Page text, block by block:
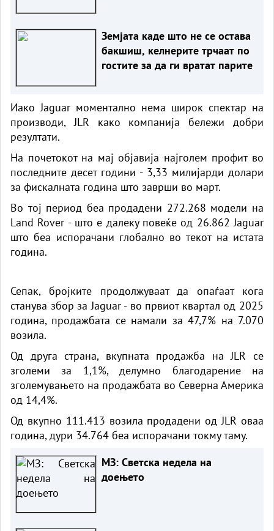
Земјата каде што не се остава
бакшиш, келнерите трчаат по
гостите за да ги вратат парите
Иако Jaguar моментално нема широк спектар на
производи, JLR како компанија бележи добри
резултати.
На почетокот на мај објавија најголем профит во
последните десет години - 3,33 милијарди долари
за фискалната година што заврши во март.
Во тој период беа продадени 272.268 модели на
Land Rover - што е далеку повеќе од 26.862 Jaguar
што беа испорачани глобално во текот на истата
година.
Сепак, бројките продолжуваат да опаѓаат кога
станува збор за Jaguar - во првиот квартал од 2025
година, продажбата се намали за 47,7% на 7.070
возила.
Од друга страна, вкупната продажба на JLR се
зголеми за 1,1%, делумно благодарение на
зголемувањето на продажбата во Северна Америка
од 14,4%.
Од вкупно 111.413 возила продадени од JLR оваа
година, дури 34.764 беа испорачани токму таму.
МЗ: Светска недела на
доењето